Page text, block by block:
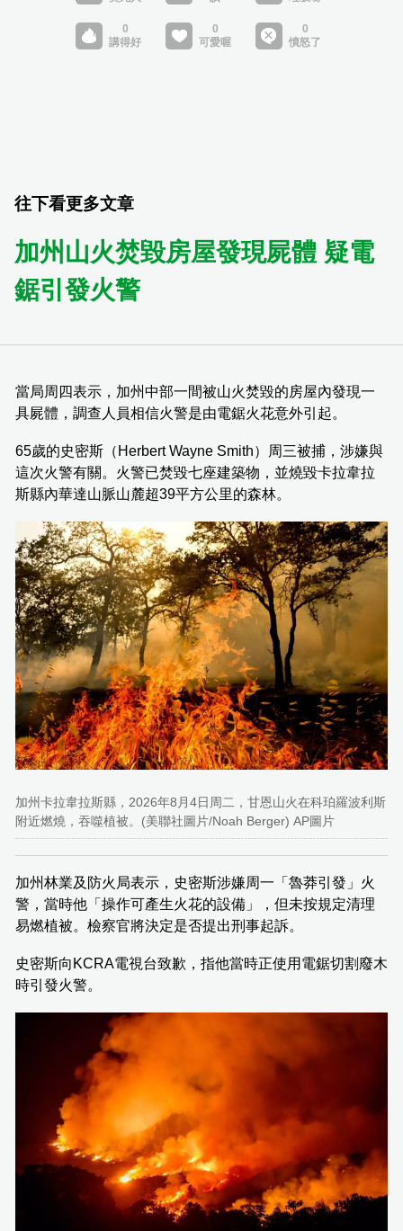
往下看更多文章
加州山火焚毀房屋發現屍體 疑電
鋸引發火警
當局周四表示，加州中部一間被山火焚毀的房屋內發現一
具屍體，調查人員相信火警是由電鋸火花意外引起。
65歲的史密斯（Herbert Wayne Smith）周三被捕，涉嫌與
這次火警有關。火警已焚毀七座建築物，並燒毀卡拉韋拉
斯縣內華達山脈山麓超39平方公里的森林。
加州卡拉韋拉斯縣，2026年8月4日周二，甘恩山火在科珀羅波利斯
附近燃燒，吞噬植被。(美聯社圖片/Noah Berger) AP圖片
加州林業及防火局表示，史密斯涉嫌周一「魯莽引發」火
警，當時他「操作可產生火花的設備」，但未按規定清理
易燃植被。檢察官將決定是否提出刑事起訴。
史密斯向KCRA電視台致歉，指他當時正使用電鋸切割廢木
時引發火警。